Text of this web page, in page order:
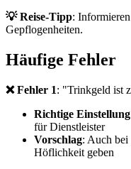
💡 Reise-Tipp:
Gepflogenheiten.
Häufige Fehler
❌ Fehler 1: "Trinkgeld ist
Richtige Einstellung
für Dienstleister
Vorschlag: Auch bei
Höflichkeit geben